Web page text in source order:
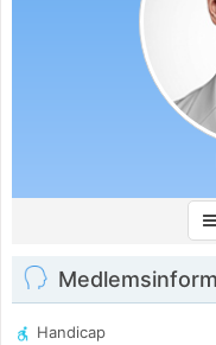
Handicap